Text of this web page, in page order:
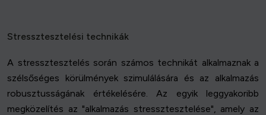
Stressztesztelési technikák
A stressztesztelés során számos technikát alkalmaznak a
szélsőséges körülmények szimulálására és az alkalmazás
robusztusságának értékelésére. Az egyik leggyakoribb
megközelítés az "alkalmazás stressztesztelése", amely az